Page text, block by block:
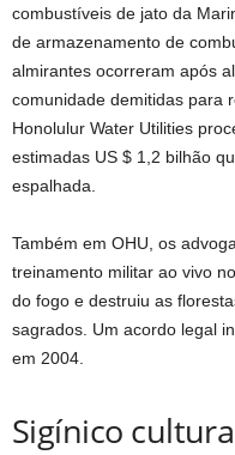
combustíveis de jato da
de armazenamento de
almirantes ocorreram após
comunidade demitidas para
Honolulur Water Utilities
estimadas US $ 1,2 bilhão
espalhada.
Também em OHU, os
treinamento militar ao vivo
do fogo e destruiu as
sagrados. Um acordo legal
em 2004.
Sigínico